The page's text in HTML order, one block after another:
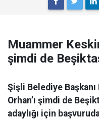
Muammer
şimdi de
Şişli Belediye
Orhan’ı şimdi de
adaylığı için